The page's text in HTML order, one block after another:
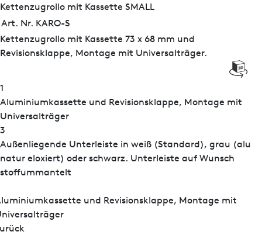
Kettenzugrollo mit Kassette SMALL
Art. Nr. KARO-S
Kettenzugrollo mit Kassette 73 x 68 mm und
Revisionsklappe, Montage mit Universalträger.
1
Aluminiumkassette und Revisionsklappe, Montage mit
Universalträger
3
Außenliegende Unterleiste in weiß (Standard), grau (alu
natur eloxiert) oder schwarz. Unterleiste auf Wunsch
stoffummantelt
und Revisionsklappe, Montage mit